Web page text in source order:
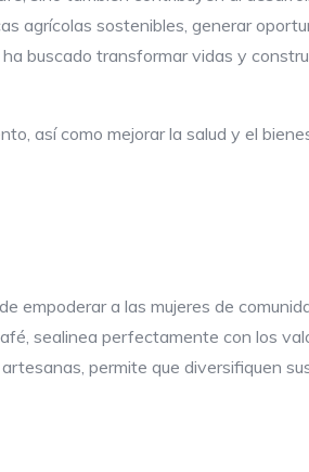
agrícolas sostenibles, generar
buscado transformar vidas y
así como mejorar la salud y el
empoderar a las mujeres de
sealinea perfectamente con los
permite que diversifiquen